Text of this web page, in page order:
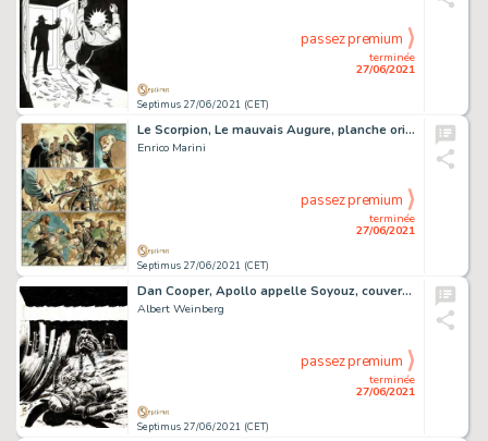
Septimus 27/06/2021 (CET)
terminée
27/06/2021
passez premium
Le Scorpion, Le mauvais Augure, planche originale Ã …
Enrico Marini
Septimus 27/06/2021 (CET)
terminée
27/06/2021
passez premium
Dan Cooper, Apollo appelle Soyouz, couverture originale Ã …
Albert Weinberg
Septimus 27/06/2021 (CET)
terminée
27/06/2021
passez premium